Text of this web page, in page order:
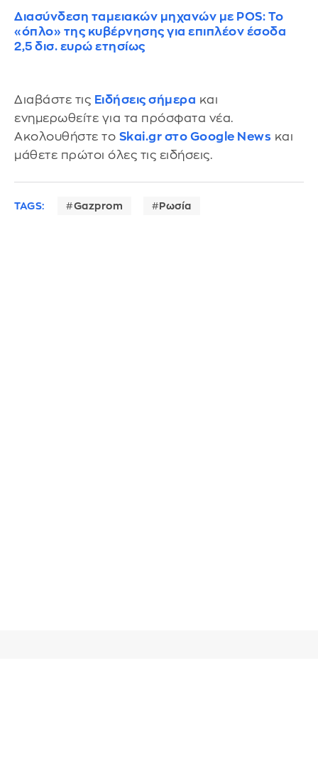
Διασύνδεση ταμειακών μηχανών με POS: Το
«όπλο» της κυβέρνησης για επιπλέον έσοδα
2,5 δισ. ευρώ ετησίως
Διαβάστε τις Ειδήσεις σήμερα και
ενημερωθείτε για τα πρόσφατα νέα.
Ακολουθήστε το Skai.gr στο Google News και
μάθετε πρώτοι όλες τις ειδήσεις.
TAGS: Gazprom Ρωσία